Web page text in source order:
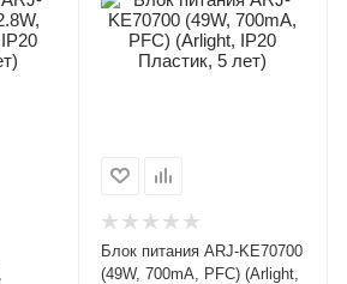
Блок питания ARJ-KE70700
(49W, 700mA, PFC) (Arlight,